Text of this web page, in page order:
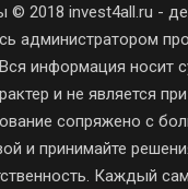
2018 invest4all.ru -
администратором
информация носит
и не является
сопряжено с
и принимайте
Каждый